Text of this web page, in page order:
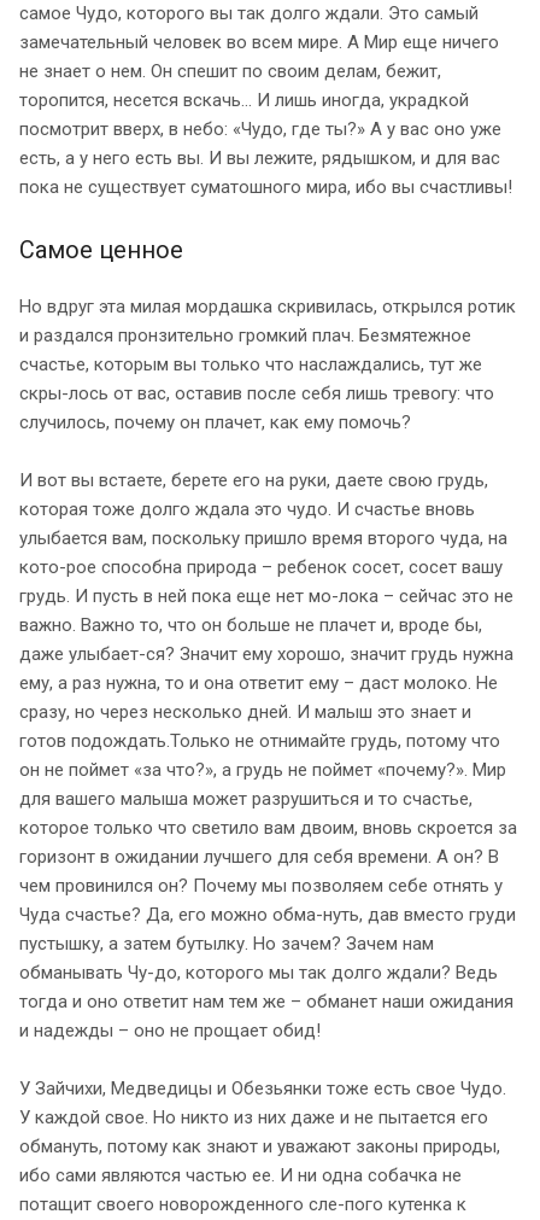
самое Чудо, которого вы так долго ждали. Это самый
замечательный человек во всем мире. А Мир еще ничего
не знает о нем. Он спешит по своим делам, бежит,
торопится, несется вскачь… И лишь иногда, украдкой
посмотрит вверх, в небо: «Чудо, где ты?» А у вас оно уже
есть, а у него есть вы. И вы лежите, рядышком, и для вас
пока не существует суматошного мира, ибо вы счастливы!
Самое ценное
Но вдруг эта милая мордашка скривилась, открылся ротик
и раздался пронзительно громкий плач. Безмятежное
счастье, которым вы только что наслаждались, тут же
скры-лось от вас, оставив после себя лишь тревогу: что
случилось, почему он плачет, как ему помочь?
И вот вы встаете, берете его на руки, даете свою грудь,
которая тоже долго ждала это чудо. И счастье вновь
улыбается вам, поскольку пришло время второго чуда, на
кото-рое способна природа – ребенок сосет, сосет вашу
грудь. И пусть в ней пока еще нет мо-лока – сейчас это не
важно. Важно то, что он больше не плачет и, вроде бы,
даже улыбает-ся? Значит ему хорошо, значит грудь нужна
ему, а раз нужна, то и она ответит ему – даст молоко. Не
сразу, но через несколько дней. И малыш это знает и
готов подождать.Только не отнимайте грудь, потому что
он не поймет «за что?», а грудь не поймет «почему?». Мир
для вашего малыша может разрушиться и то счастье,
которое только что светило вам двоим, вновь скроется за
горизонт в ожидании лучшего для себя времени. А он? В
чем провинился он? Почему мы позволяем себе отнять у
Чуда счастье? Да, его можно обма-нуть, дав вместо груди
пустышку, а затем бутылку. Но зачем? Зачем нам
обманывать Чу-до, которого мы так долго ждали? Ведь
тогда и оно ответит нам тем же – обманет наши ожидания
и надежды – оно не прощает обид!
У Зайчихи, Медведицы и Обезьянки тоже есть свое Чудо.
У каждой свое. Но никто из них даже и не пытается его
обмануть, потому как знают и уважают законы природы,
ибо сами являются частью ее. И ни одна собачка не
потащит своего новорожденного сле-пого кутенка к